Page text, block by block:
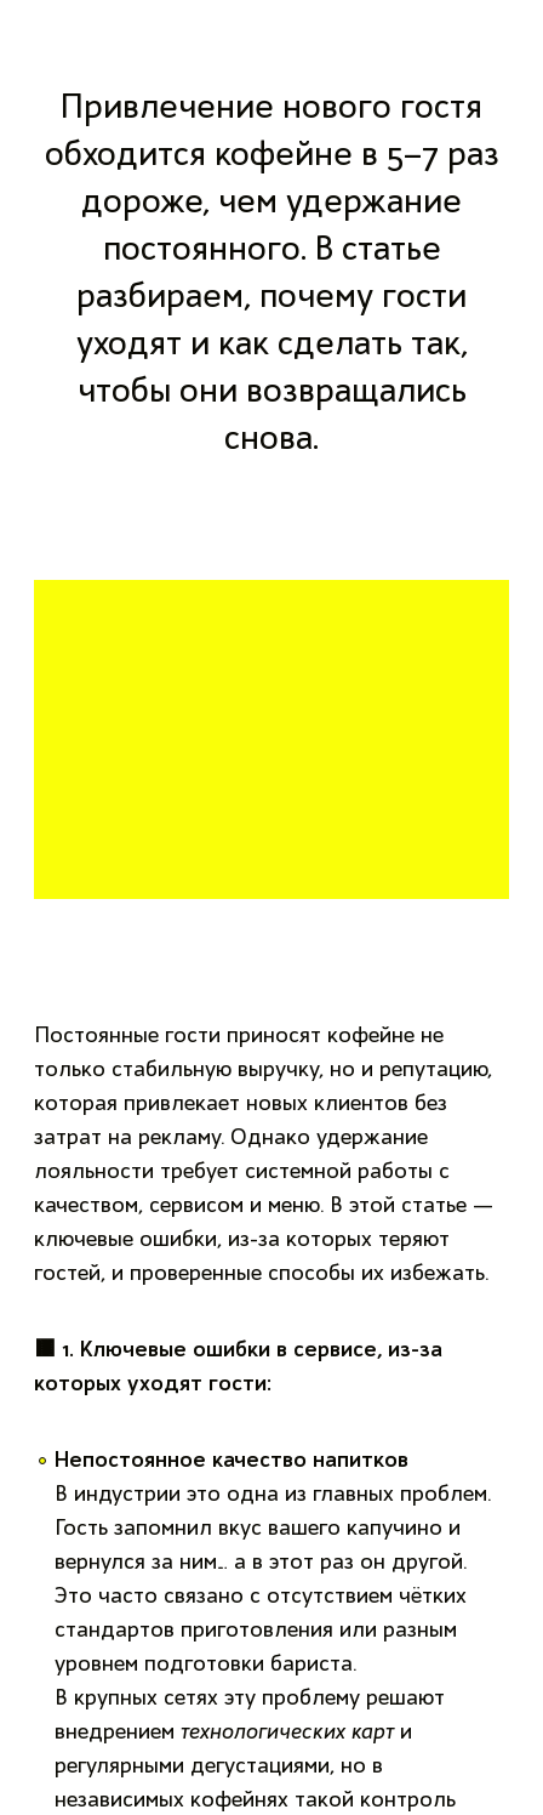
Привлечение нового гостя
обходится кофейне в 5–7 раз
дороже, чем удержание
постоянного. В статье
разбираем, почему гости
уходят и как сделать так,
чтобы они возвращались
снова.
Постоянные гости приносят кофейне не
только стабильную выручку, но и репутацию,
которая привлекает новых клиентов без
затрат на рекламу. Однако удержание
лояльности требует системной работы с
качеством, сервисом и меню. В этой статье —
ключевые ошибки, из-за которых теряют
гостей, и проверенные способы их избежать.
🟫 1. Ключевые ошибки в сервисе, из-за
которых уходят гости:
Непостоянное качество напитков
В индустрии это одна из главных проблем.
Гость запомнил вкус вашего капучино и
вернулся за ним… а в этот раз он другой.
Это часто связано с отсутствием чётких
стандартов приготовления или разным
уровнем подготовки бариста.
В крупных сетях эту проблему решают
внедрением технологических карти
регулярными дегустациями, но в
независимых кофейнях такой контроль